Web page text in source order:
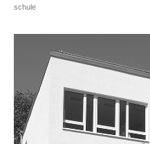
schule